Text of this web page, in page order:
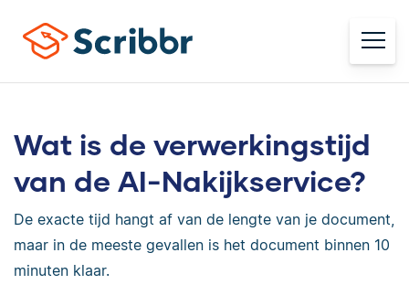
Wat is de verwerkingstijd
van de AI-Nakijkservice?
De exacte tijd hangt af van de lengte van je document,
maar in de meeste gevallen is het document binnen 10
minuten klaar.